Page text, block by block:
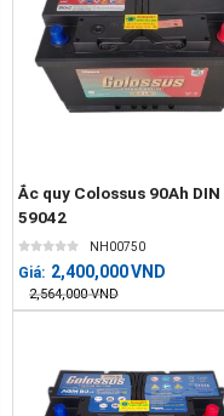
Ắc quy Colossus 90Ah DIN
59042
NH00750
Giá: 2,400,000VND
2,564,000 VND